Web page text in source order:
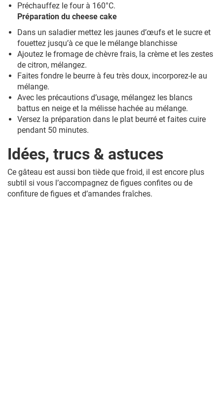
Préchauffez le four à 160°C.
Préparation du cheese cake
Dans un saladier mettez les jaunes d’œufs et le sucre et
fouettez jusqu’à ce que le mélange blanchisse
Ajoutez le fromage de chèvre frais, la crème et les zestes
de citron, mélangez.
Faites fondre le beurre à feu très doux, incorporez-le au
mélange.
Avec les précautions d’usage, mélangez les blancs
battus en neige et la mélisse hachée au mélange.
Versez la préparation dans le plat beurré et faites cuire
pendant 50 minutes.
Idées, trucs & astuces
Ce gâteau est aussi bon tiède que froid, il est encore plus
subtil si vous l’accompagnez de figues confites ou de
confiture de figues et d’amandes fraîches.